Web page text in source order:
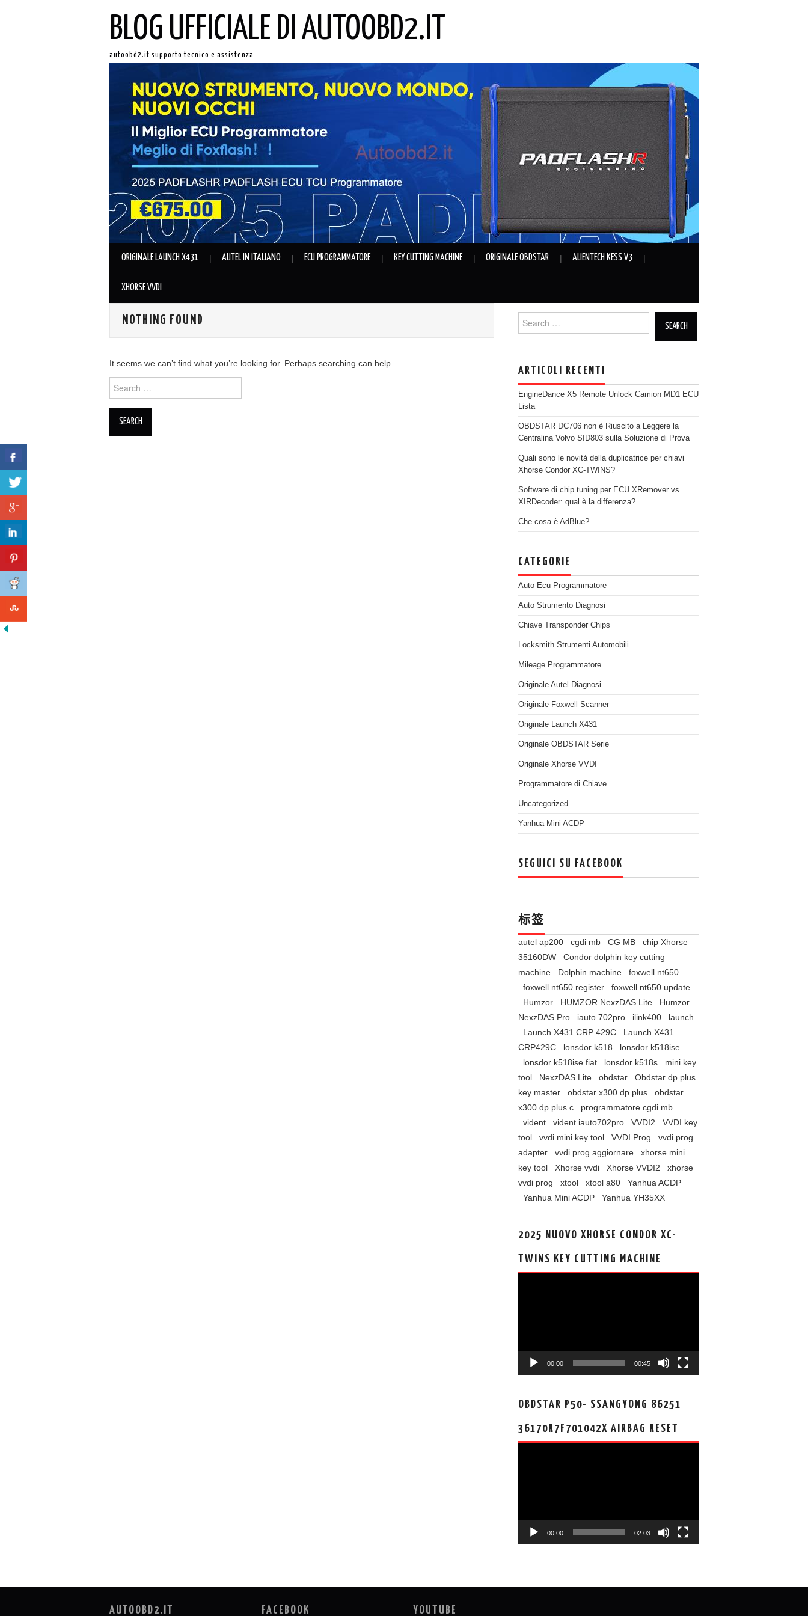
BLOG UFFICIALE DI AUTOOBD2.IT
autoobd2.it supporto tecnico e assistenza
ORIGINALE LAUNCH X431 AUTEL IN ITALIANO ECU PROGRAMMATORE KEY CUTTING MACHINE ORIGINALE OBDSTAR ALIENTECH KESS V3
XHORSE VVDI
NOTHING FOUND
It seems we can’t find what you’re looking for. Perhaps searching can help.
Search for:
Search for:
ARTICOLI RECENTI
EngineDance X5 Remote Unlock Camion MD1 ECU
Lista
OBDSTAR DC706 non è Riuscito a Leggere la
Centralina Volvo SID803 sulla Soluzione di Prova
Quali sono le novità della duplicatrice per chiavi
Xhorse Condor XC-TWINS?
Software di chip tuning per ECU XRemover vs.
XIRDecoder: qual è la differenza?
Che cosa è AdBlue?
CATEGORIE
Auto Ecu Programmatore
Auto Strumento Diagnosi
Chiave Transponder Chips
Locksmith Strumenti Automobili
Mileage Programmatore
Originale Autel Diagnosi
Originale Foxwell Scanner
Originale Launch X431
Originale OBDSTAR Serie
Originale Xhorse VVDI
Programmatore di Chiave
Uncategorized
Yanhua Mini ACDP
SEGUICI SU FACEBOOK
标签
autel ap200 cgdi mb CG MB
chip Xhorse
35160DW
Condor dolphin key cutting
machine
Dolphin machine
foxwell nt650
foxwell nt650 register
foxwell nt650 update
Humzor
HUMZOR NexzDAS Lite
Humzor
NexzDAS Pro
iauto 702pro ilink400
launch
Launch X431 CRP 429C
Launch X431
CRP429C
lonsdor k518
lonsdor k518ise
lonsdor k518ise fiat
lonsdor k518s
mini key
tool
NexzDAS Lite obdstar
Obdstar dp plus
key master
obdstar x300 dp plus
obdstar
x300 dp plus c
programmatore cgdi mb
vident
vident iauto702pro VVDI2
VVDI key
tool
vvdi mini key tool VVDI Prog
vvdi prog
adapter
vvdi prog aggiornare
xhorse mini
key tool
Xhorse vvdi Xhorse VVDI2
xhorse
vvdi prog
xtool xtool a80
Yanhua ACDP
Yanhua Mini ACDP
Yanhua YH35XX
2025 NUOVO XHORSE CONDOR XC-
TWINS KEY CUTTING MACHINE
00:00 00:45
OBDSTAR P50- SSANGYONG 86251
36170R7F701042X AIRBAG RESET
00:00 02:03
AUTOOBD2.IT FACEBOOK YOUTUBE